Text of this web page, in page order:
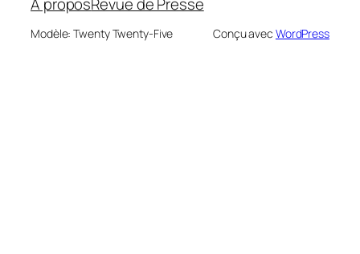
Modèle: Twenty Twenty-Five Conçu avec WordPress